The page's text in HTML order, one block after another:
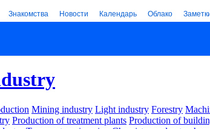
Знакомства Новости Календарь Облако
Mining industry Light industry Forestry
Production of treatment plants Production of